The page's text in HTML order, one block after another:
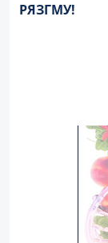
РЯЗГМУ!